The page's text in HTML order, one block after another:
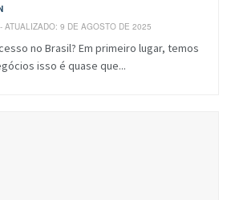
ATUALIZADO: 9 DE AGOSTO DE 2025
no Brasil? Em primeiro lugar, temos
isso é quase que...